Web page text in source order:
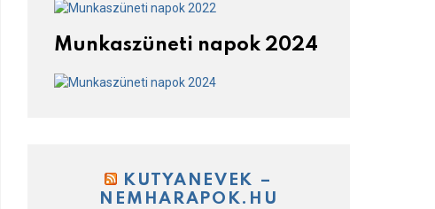
Munkaszüneti napok 2024
KUTYANEVEK –
NEMHARAPOK.HU